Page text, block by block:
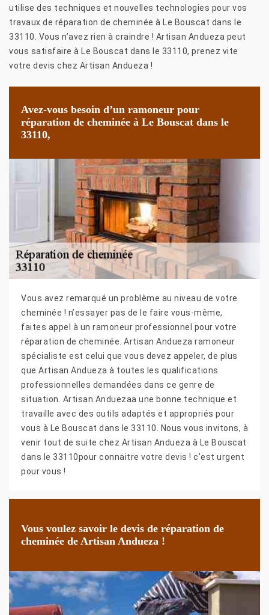
utilise des techniques et nouvelles technologies pour vos
travaux de réparation de cheminée à Le Bouscat dans le
33110. Vous n’avez rien à craindre ! Artisan Andueza peut
vous satisfaire à Le Bouscat dans le 33110, prenez vite
votre devis chez Artisan Andueza !
Avez-vous besoin d’un ramoneur pour
réparation de cheminée à Le Bouscat dans le
33110,
Vous avez remarqué un problème au niveau de votre
cheminée ! n’essayer pas de le faire vous-même,
faites appel à un ramoneur professionnel pour votre
réparation de cheminée. Artisan Andueza ramoneur
spécialiste est celui que vous devez appeler, de plus
que Artisan Andueza à toutes les qualifications
professionnelles demandées dans ce genre de
situation. Artisan Anduezaa une bonne technique et
travaille avec des outils adaptés et appropriés pour
vous à Le Bouscat dans le 33110. Nous vous invitons, à
venir tout de suite chez Artisan Andueza à Le Bouscat
dans le 33110pour connaitre votre devis ! c’est urgent
pour vous !
Vous voulez savoir le devis de réparation de
cheminée de Artisan Andueza !